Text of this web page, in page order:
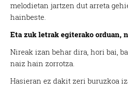
melodietan jartzen dut arreta
hainbeste.
Eta zuk letrak egiterako orduan,
Nireak izan behar dira, hori bai,
naiz hain zorrotza.
Hasieran ez dakit zeri buruzkoa